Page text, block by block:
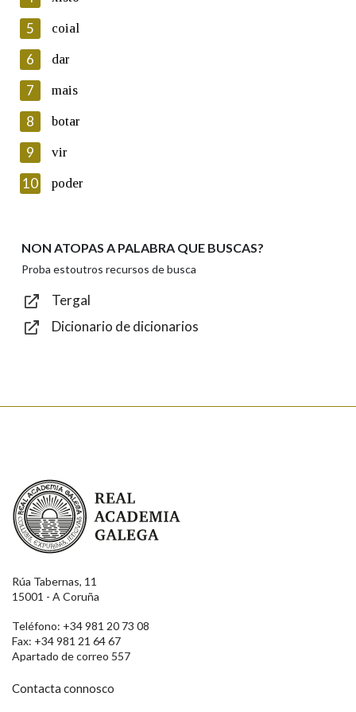
Lin e acepto as condicións da política de
Introduce o código que aparece na imaxe:
Texto de verificación
Enviar
5 coial
6 dar
7 mais
8 botar
9 vir
10 poder
NON ATOPAS A PALABRA QUE BUSCAS?
Proba estoutros recursos de busca
Tergal
Dicionario de dicionarios
Real Academia Galega
Rúa Tabernas, 11
15001 - A Coruña
Teléfono: +34 981 20 73 08
Fax: +34 981 21 64 67
Apartado de correo 557
Contacta connosco